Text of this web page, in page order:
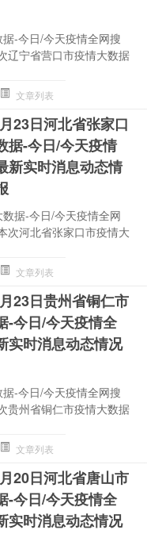
-今日/今天疫情全网搜
辽宁省营口市疫情大数据
文章列表
23日河北省张家口
据-今日/今天疫情
新实时消息动态情
据-今日/今天疫情全网
次河北省张家口市疫情大
文章列表
23日贵州省铜仁市
-今日/今天疫情全
实时消息动态情况
-今日/今天疫情全网搜
贵州省铜仁市疫情大数据
文章列表
20日河北省唐山市
-今日/今天疫情全
实时消息动态情况